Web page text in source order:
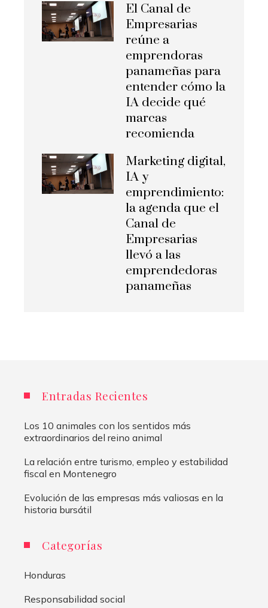
El Canal de
Empresarias
reúne a
emprendoras
panameñas para
entender cómo la
IA decide qué
marcas
recomienda
Marketing digital,
IA y
emprendimiento:
la agenda que el
Canal de
Empresarias
llevó a las
emprendedoras
panameñas
Entradas Recientes
Los 10 animales con los sentidos más
extraordinarios del reino animal
La relación entre turismo, empleo y estabilidad
fiscal en Montenegro
Evolución de las empresas más valiosas en la
historia bursátil
Categorías
Honduras
Responsabilidad social